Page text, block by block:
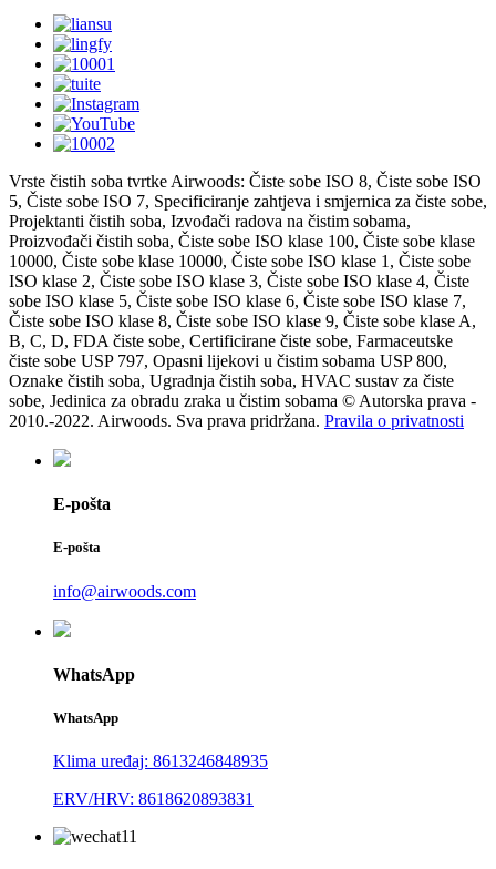
Vrste čistih soba tvrtke Airwoods: Čiste sobe ISO 8, Čiste sobe ISO
5, Čiste sobe ISO 7, Specificiranje zahtjeva i smjernica za čiste sobe,
Projektanti čistih soba, Izvođači radova na čistim sobama,
Proizvođači čistih soba, Čiste sobe ISO klase 100, Čiste sobe klase
10000, Čiste sobe klase 10000, Čiste sobe ISO klase 1, Čiste sobe
ISO klase 2, Čiste sobe ISO klase 3, Čiste sobe ISO klase 4, Čiste
sobe ISO klase 5, Čiste sobe ISO klase 6, Čiste sobe ISO klase 7,
Čiste sobe ISO klase 8, Čiste sobe ISO klase 9, Čiste sobe klase A,
B, C, D, FDA čiste sobe, Certificirane čiste sobe, Farmaceutske
čiste sobe USP 797, Opasni lijekovi u čistim sobama USP 800,
Oznake čistih soba, Ugradnja čistih soba, HVAC sustav za čiste
sobe, Jedinica za obradu zraka u čistim sobama © Autorska prava -
2010.-2022. Airwoods. Sva prava pridržana. Pravila o privatnosti
E-pošta
E-pošta
info@airwoods.com
WhatsApp
WhatsApp
Klima uređaj: 8613246848935
ERV/HRV: 8618620893831